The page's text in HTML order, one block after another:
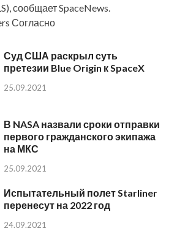
сообщает SpaceNews.
Согласно
Суд США раскрыл суть
претезии Blue Origin к SpaceX
25.09.2021
В NASA назвали сроки отправки
первого гражданского экипажа
на МКС
25.09.2021
Испытательный полет Starliner
перенесут на 2022 год
24.09.2021